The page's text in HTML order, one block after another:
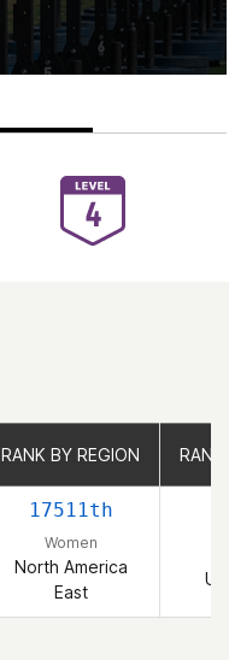
RANK BY REGION
17511th
Women
North America
East
RANK BY REGION